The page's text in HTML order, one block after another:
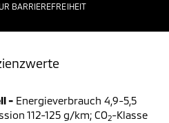
BARRIEREFREIHEIT
- Energieverbrauch 4,9-5,5
112-125 g/km; CO2-Klasse